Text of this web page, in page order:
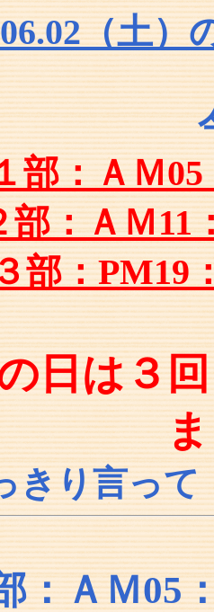
（土
部：ＡＭ
部：ＡＭ
部：PM19
日は３
きり言って
：ＡＭ05